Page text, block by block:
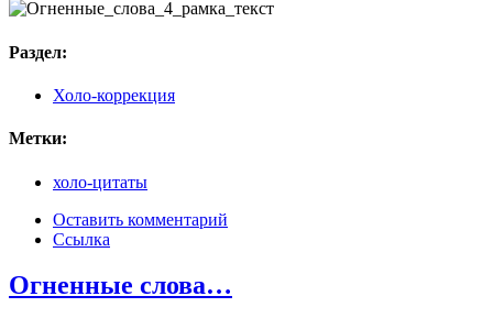
Раздел:
Холо-коррекция
Метки:
холо-цитаты
Оставить комментарий
Ссылка
Огненные слова…